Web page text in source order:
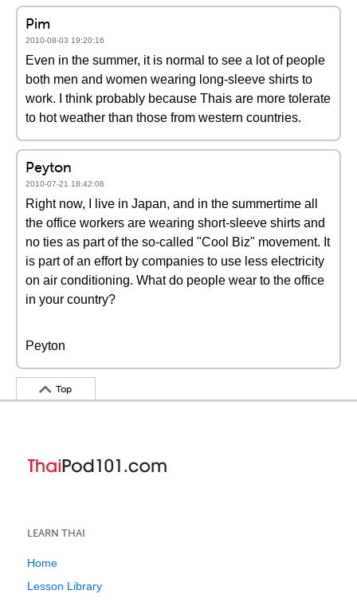
Pim
2010-08-03 19:20:16
Even in the summer, it is normal to see a lot of people
both men and women wearing long-sleeve shirts to
work. I think probably because Thais are more tolerate
to hot weather than those from western countries.
Peyton
2010-07-21 18:42:06
Right now, I live in Japan, and in the summertime all
the office workers are wearing short-sleeve shirts and
no ties as part of the so-called "Cool Biz" movement. It
is part of an effort by companies to use less electricity
on air conditioning. What do people wear to the office
in your country?
Peyton
Top
LEARN THAI
Home
Lesson Library